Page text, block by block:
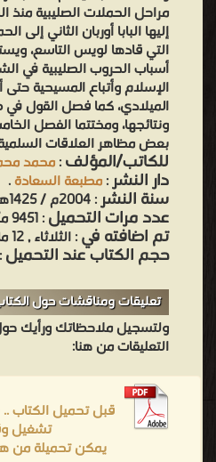
مراحل الحملات الصليبية منذ
إليها البابا أوربان الثاني
التي قادها لويس التاسع،
أسباب الحروب الصليبية في
الإسلام وأتباع المسيحية
الميلادي، كما فصل القول
ونتائجها، ومختتما الفصل
بعض مظاهر العلاقات
للكاتب/المؤلف:محمد
دار النشر:مطبعة السعادة.
سنة النشر: 2004م / 1425هـ .
عدد مرات التحميل: 9451 مرّة / مرات.
تم اضافته في: الثلاثاء , 12 مارس 2019م.
حجم الكتاب عند التحميل: 9
تعليقات ومناقشات حول
ولتسجيل ملاحظاتك ورأيك
التعليقات من هنا:
قبل تحميل الكتاب
تشغيل
يمكن تحميلة من